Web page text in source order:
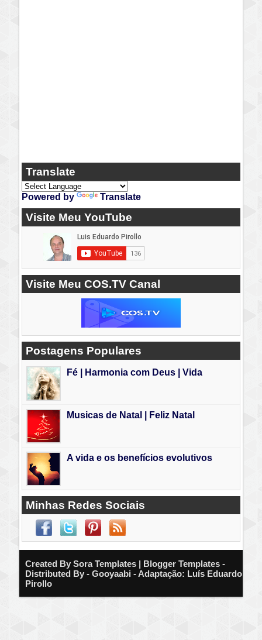
Translate
Powered by Translate
Visite Meu YouTube
Visite Meu COS.TV Canal
Postagens Populares
Fé | Harmonia com Deus | Vida
Musicas de Natal | Feliz Natal
A vida e os benefícios evolutivos
Minhas Redes Sociais
Created By Sora Templates | Blogger Templates -
Distributed By - Gooyaabi - Adaptação: Luís Eduardo
Pirollo